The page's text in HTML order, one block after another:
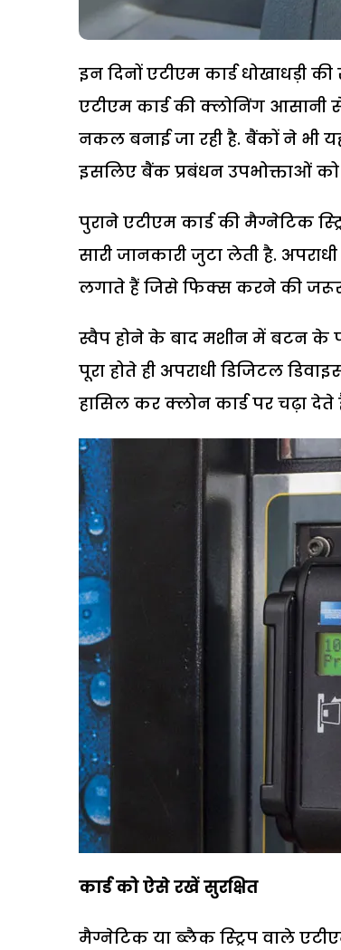
इन दिनों एटीएम कार्ड धोखाधड़ी
एटीएम कार्ड की क्लोनिंग आसानी
नकल बनाई जा रही है. बैंकों ने भी
इसलिए बैंक प्रबंधन उपभोक्ताओं को
पुराने एटीएम कार्ड की मैग्नेटिक
सारी जानकारी जुटा लेती है.
लगाते हैं जिसे फिक्स करने की
स्वैप होने के बाद मशीन में बटन के
पूरा होते ही अपराधी डिजिटल
हासिल कर क्लोन कार्ड पर चढ़ा
कार्ड को ऐसे रखें सुरक्षित
मैग्नेटिक या ब्लैक स्ट्रिप वाले